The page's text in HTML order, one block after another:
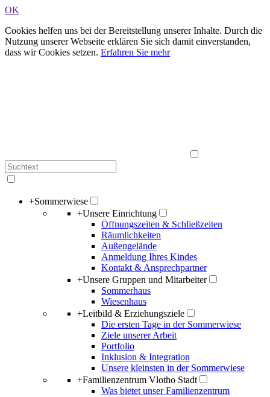
OK
Cookies helfen uns bei der Bereitstellung unserer Inhalte. Durch die
Nutzung unserer Webseite erklären Sie sich damit einverstanden,
dass wir Cookies setzen. Erfahren Sie mehr
+Sommerwiese
+Unsere Einrichtung
Öffnungszeiten & Schließzeiten
Räumlichkeiten
Außengelände
Anmeldung Ihres Kindes
Kontakt & Ansprechpartner
+Unsere Gruppen und Mitarbeiter
Sommerhaus
Wiesenhaus
+Leitbild & Erziehungsziele
Die ersten Tage in der Sommerwiese
Ziele unserer Arbeit
Portfolio
Inklusion & Integration
Unsere kleinsten in der Sommerwiese
+Familienzentrum Vlotho Stadt
Was bietet unser Familienzentrum